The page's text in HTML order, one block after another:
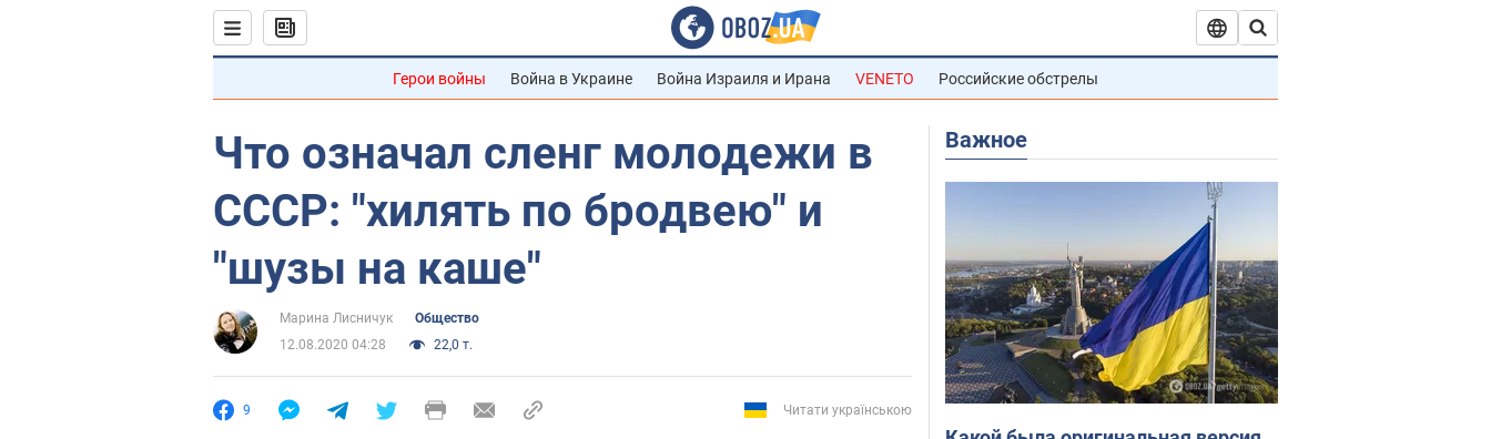
Герои войны Война в Украине Война Израиля и Ирана VENETO Российские обстрелы
Что означал сленг молодежи в
СССР: "хилять по бродвею" и
"шузы на каше"
Марина Лисничук
Общество
12.08.2020 04:28
22,0 т.
9 Читати українською
Важное